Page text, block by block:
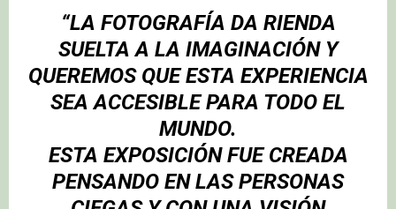
“LA FOTOGRAFÍA DA RIENDA
SUELTA A LA IMAGINACIÓN Y
QUEREMOS QUE ESTA EXPERIENCIA
SEA ACCESIBLE PARA TODO EL
MUNDO.
ESTA EXPOSICIÓN FUE CREADA
PENSANDO EN LAS PERSONAS